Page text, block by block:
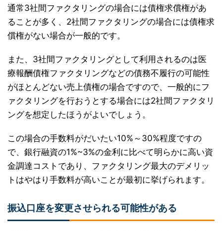
通常3社間ファクタリングの場合には債権求償権があ
ることが多く、2社間ファクタリングの場合には債権求
償権がない場合が一般的です。
また、3社間ファクタリングとして利用されるのは医
療報酬債権ファクタリングなどの債務不履行の可能性
がほとんどない売上債権の場合ですので、一般的にフ
ァクタリングを行おうとする場合には2社間ファクタリ
ングを想定したほうがよいでしょう。
この場合の手数料がだいたい10%～30%程度ですの
で、銀行融資の1%~3%の金利に比べて明らかに高い資
金調達コストであり、ファクタリング最大のデメリッ
トはやはり手数料が高いことが最初に挙げられます。
振込口座を変更させられる可能性がある